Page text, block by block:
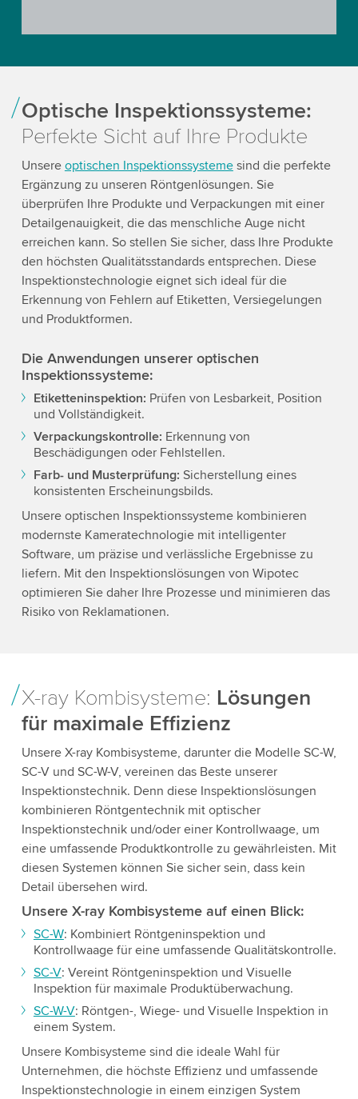
Optische Inspektionssysteme:
Perfekte Sicht auf Ihre Produkte
Unsere optischen Inspektionssystemesind die perfekte
Ergänzung zu unseren Röntgenlösungen. Sie
überprüfen Ihre Produkte und Verpackungen mit einer
Detailgenauigkeit, die das menschliche Auge nicht
erreichen kann. So stellen Sie sicher, dass Ihre Produkte
den höchsten Qualitätsstandards entsprechen. Diese
Inspektionstechnologie eignet sich ideal für die
Erkennung von Fehlern auf Etiketten, Versiegelungen
und Produktformen.
Die Anwendungen unserer optischen
Inspektionssysteme:
Etiketteninspektion: Prüfen von Lesbarkeit, Position
und Vollständigkeit.
Verpackungskontrolle: Erkennung von
Beschädigungen oder Fehlstellen.
Farb- und Musterprüfung: Sicherstellung eines
konsistenten Erscheinungsbilds.
Unsere optischen Inspektionssysteme kombinieren
modernste Kameratechnologie mit intelligenter
Software, um präzise und verlässliche Ergebnisse zu
liefern. Mit den Inspektionslösungen von Wipotec
optimieren Sie daher Ihre Prozesse und minimieren das
Risiko von Reklamationen.
X-ray Kombisysteme: Lösungen
für maximale Effizienz
Unsere X-ray Kombisysteme, darunter die Modelle SC-W,
SC-V und SC-W-V, vereinen das Beste unserer
Inspektionstechnik. Denn diese Inspektionslösungen
kombinieren Röntgentechnik mit optischer
Inspektionstechnik und/oder einer Kontrollwaage, um
eine umfassende Produktkontrolle zu gewährleisten. Mit
diesen Systemen können Sie sicher sein, dass kein
Detail übersehen wird.
Unsere X-ray Kombisysteme auf einen Blick:
SC-W: Kombiniert Röntgeninspektion und
Kontrollwaage für eine umfassende Qualitätskontrolle.
SC-V: Vereint Röntgeninspektion und Visuelle
Inspektion für maximale Produktüberwachung.
SC-W-V: Röntgen-, Wiege- und Visuelle Inspektion in
einem System.
Unsere Kombisysteme sind die ideale Wahl für
Unternehmen, die höchste Effizienz und umfassende
Inspektionstechnologie in einem einzigen System